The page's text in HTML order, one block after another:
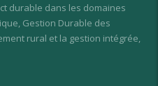
durable dans les domaines
Gestion Durable des
rural et la gestion intégrée,